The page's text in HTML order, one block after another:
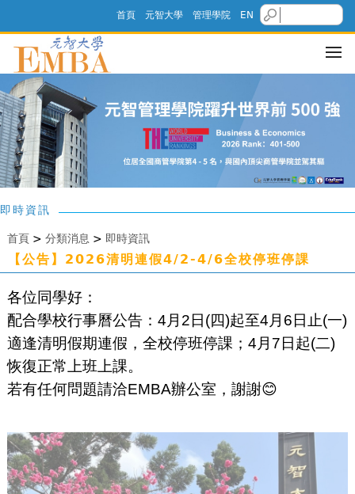
首頁 元智大學 管理學院 EN
即時資訊
首頁> 分類消息 > 即時資訊
【公告】2026清明連假4/2-4/6全校停班停課
各位同學好：
配合學校行事曆公告：4月2日(四)起至4月6日止(一)
適逢清明假期連假，全校停班停課；4月7日起(二)
恢復正常上班上課。
若有任何問題請洽EMBA辦公室，謝謝😊